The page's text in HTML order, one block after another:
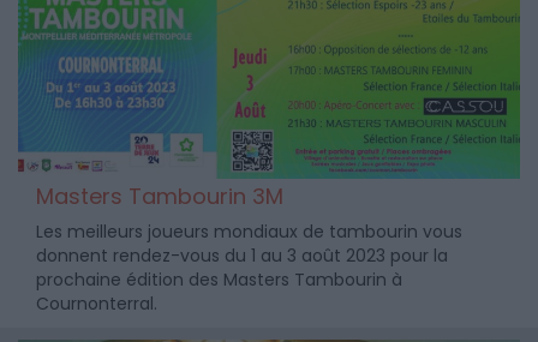
Masters Tambourin 3M
Les meilleurs joueurs mondiaux de tambourin vous
donnent rendez-vous du 1 au 3 août 2023 pour la
prochaine édition des Masters Tambourin à
Cournonterral.